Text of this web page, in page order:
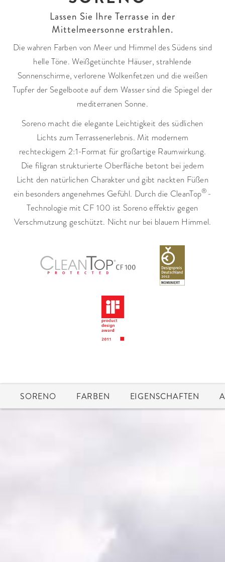
Lassen Sie Ihre Terrasse in der
Mittelmeersonne erstrahlen.
Die wahren Farben von Meer und Himmel des Südens sind
helle Töne. Weißgetünchte Häuser, strahlende
Sonnenschirme, verlorene Wolkenfetzen und die weißen
Tupfer der Segelboote auf dem Wasser sind die Spiegel der
mediterranen Sonne.
Soreno macht die elegante Leichtigkeit des südlichen
Lichts zum Terrassenerlebnis. Mit modernem
rechteckigem 2:1-Format für großartige Raumwirkung.
Die filigran strukturierte Oberfläche betont bei jedem
Licht den natürlichen Charakter und gibt nackten Füßen
ein besonders angenehmes Gefühl. Durch die CleanTop® -
Technologie mit CF 100 ist Soreno effektiv gegen
Verschmutzung geschützt. Nicht nur bei blauem Himmel.
SORENO FARBEN EIGENSCHAFTEN